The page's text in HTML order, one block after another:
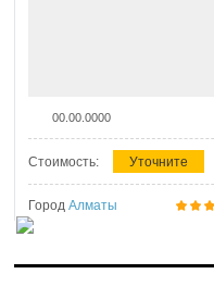
00.00.0000
Стоимость: Уточните
Город Алматы